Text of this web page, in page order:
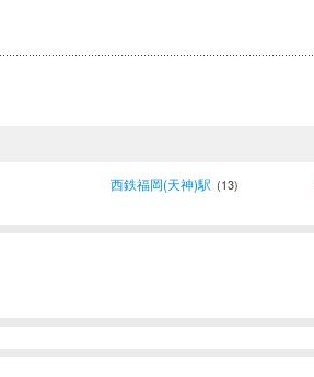
西鉄福岡(天神)駅 (13)